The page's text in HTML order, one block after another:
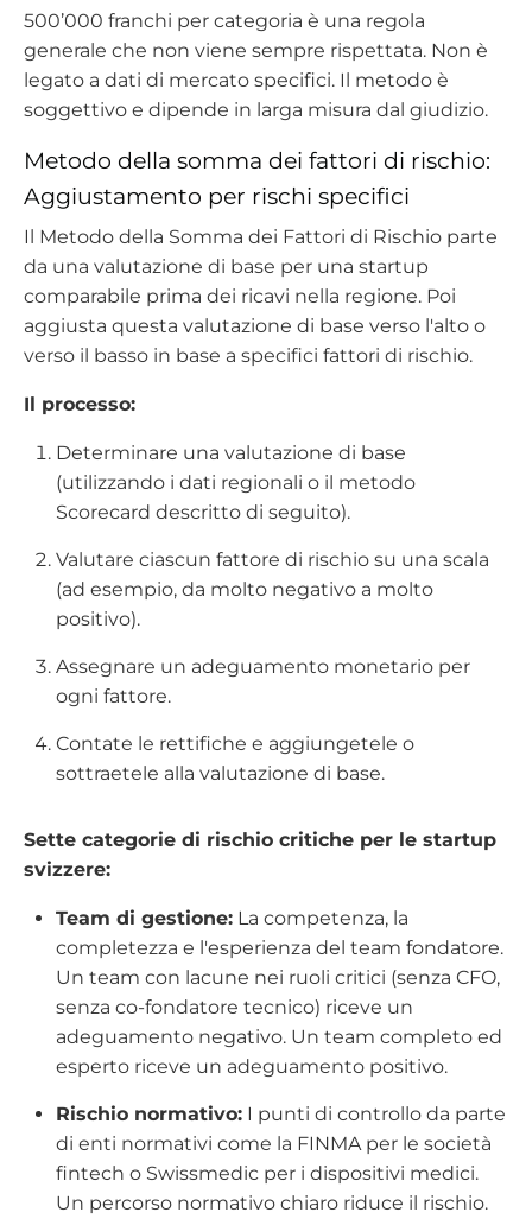
500’000 franchi per categoria è una regola
generale che non viene sempre rispettata. Non è
legato a dati di mercato specifici. Il metodo è
soggettivo e dipende in larga misura dal giudizio.
Metodo della somma dei fattori di rischio:
Aggiustamento per rischi specifici
Il Metodo della Somma dei Fattori di Rischio parte
da una valutazione di base per una startup
comparabile prima dei ricavi nella regione. Poi
aggiusta questa valutazione di base verso l'alto o
verso il basso in base a specifici fattori di rischio.
Il processo:
Determinare una valutazione di base
(utilizzando i dati regionali o il metodo
Scorecard descritto di seguito).
Valutare ciascun fattore di rischio su una scala
(ad esempio, da molto negativo a molto
positivo).
Assegnare un adeguamento monetario per
ogni fattore.
Contate le rettifiche e aggiungetele o
sottraetele alla valutazione di base.
Sette categorie di rischio critiche per le startup
svizzere:
Team di gestione: La competenza, la
completezza e l'esperienza del team fondatore.
Un team con lacune nei ruoli critici (senza CFO,
senza co-fondatore tecnico) riceve un
adeguamento negativo. Un team completo ed
esperto riceve un adeguamento positivo.
Rischio normativo: I punti di controllo da parte
di enti normativi come la FINMA per le società
fintech o Swissmedic per i dispositivi medici.
Un percorso normativo chiaro riduce il rischio.